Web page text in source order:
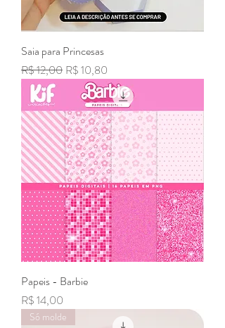
Saia para Princesas
Preço normal
R$ 12,00 Preço promocional
R$ 10,80
Papeis - Barbie
Preço
R$ 14,00
Só molde